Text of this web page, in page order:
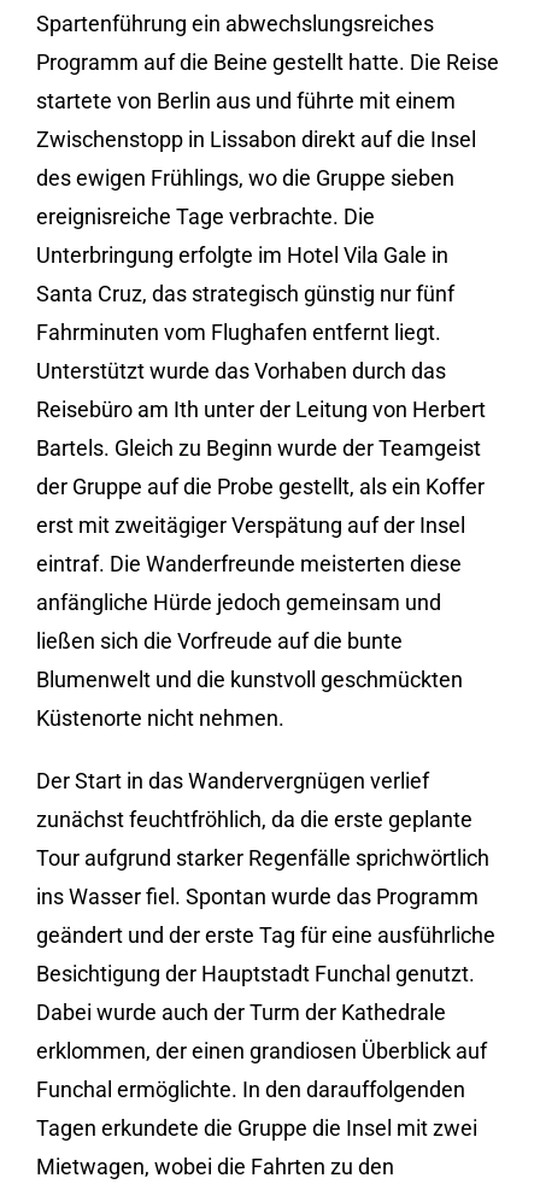
Spartenführung ein abwechslungsreiches
Programm auf die Beine gestellt hatte. Die Reise
startete von Berlin aus und führte mit einem
Zwischenstopp in Lissabon direkt auf die Insel
des ewigen Frühlings, wo die Gruppe sieben
ereignisreiche Tage verbrachte. Die
Unterbringung erfolgte im Hotel Vila Gale in
Santa Cruz, das strategisch günstig nur fünf
Fahrminuten vom Flughafen entfernt liegt.
Unterstützt wurde das Vorhaben durch das
Reisebüro am Ith unter der Leitung von Herbert
Bartels. Gleich zu Beginn wurde der Teamgeist
der Gruppe auf die Probe gestellt, als ein Koffer
erst mit zweitägiger Verspätung auf der Insel
eintraf. Die Wanderfreunde meisterten diese
anfängliche Hürde jedoch gemeinsam und
ließen sich die Vorfreude auf die bunte
Blumenwelt und die kunstvoll geschmückten
Küstenorte nicht nehmen.
Der Start in das Wandervergnügen verlief
zunächst feuchtfröhlich, da die erste geplante
Tour aufgrund starker Regenfälle sprichwörtlich
ins Wasser fiel. Spontan wurde das Programm
geändert und der erste Tag für eine ausführliche
Besichtigung der Hauptstadt Funchal genutzt.
Dabei wurde auch der Turm der Kathedrale
erklommen, der einen grandiosen Überblick auf
Funchal ermöglichte. In den darauffolgenden
Tagen erkundete die Gruppe die Insel mit zwei
Mietwagen, wobei die Fahrten zu den